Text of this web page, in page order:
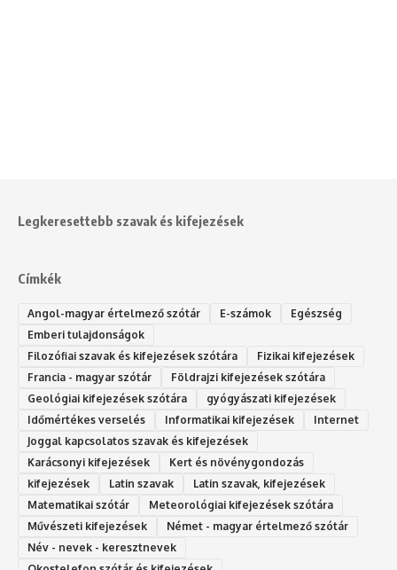
Legkeresettebb szavak és kifejezések
Címkék
Angol-magyar értelmező szótár E-számok
Egészség
Emberi tulajdonságok
Filozófiai szavak és kifejezések szótára
Fizikai kifejezések
Francia - magyar szótár
Földrajzi kifejezések szótára
Geológiai kifejezések szótára
gyógyászati kifejezések
Időmértékes verselés
Informatikai kifejezések
Internet
Joggal kapcsolatos szavak és kifejezések
Karácsonyi kifejezések
Kert és növénygondozás
kifejezések
Latin szavak
Latin szavak, kifejezések
Matematikai szótár
Meteorológiai kifejezések szótára
Művészeti kifejezések
Német - magyar értelmező szótár
Név - nevek - keresztnevek